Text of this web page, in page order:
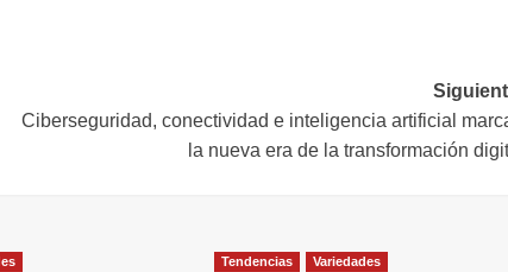
Ciberseguridad, conectividad e inteligencia artificial
la nueva era de la transformación
Tendencias Variedades